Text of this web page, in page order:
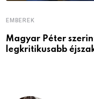
EMBEREK
Magyar Péter
legkritikusabb